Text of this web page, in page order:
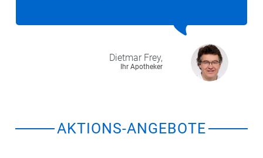
Dietmar Frey,
Ihr Apotheker
AKTIONS-ANGEBOTE